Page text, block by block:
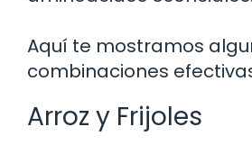
Aquí te mostramos
combinaciones
Arroz y Frijoles